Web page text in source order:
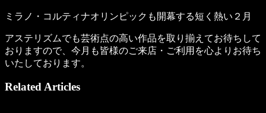
ミラノ・コルティナオリンピックも開幕する短く熱い２月
アステリズムでも芸術点の高い作品を取り揃えてお待ちして
おりますので、今月も皆様のご来店・ご利用を心よりお待ち
いたしております。
Related Articles